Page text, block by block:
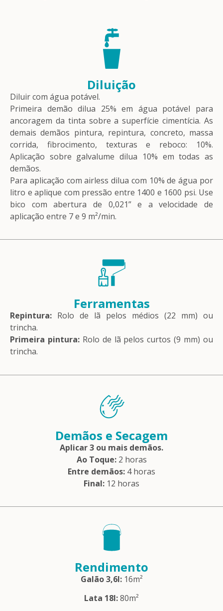
Diluição
Diluir com água potável.
Primeira demão dilua 25% em água potável para
ancoragem da tinta sobre a superfície cimentícia. As
demais demãos pintura, repintura, concreto, massa
corrida, fibrocimento, texturas e reboco: 10%.
Aplicação sobre galvalume dilua 10% em todas as
demãos.
Para aplicação com airless dilua com 10% de água por
litro e aplique com pressão entre 1400 e 1600 psi. Use
bico com abertura de 0,021” e a velocidade de
aplicação entre 7 e 9 m²/min.
Ferramentas
Repintura: Rolo de lã pelos médios (22 mm) ou
trincha.
Primeira pintura:Rolo de lã pelos curtos (9 mm) ou
trincha.
Demãos e Secagem
Aplicar 3 ou mais demãos.
Ao Toque:2 horas
Entre demãos: 4 horas
Final: 12 horas
Rendimento
Galão 3,6l:16m²
Lata 18l:80m²